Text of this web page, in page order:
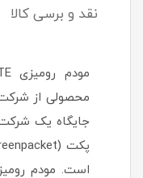
نقد و برسی کالا
جایگاه یک شرکت